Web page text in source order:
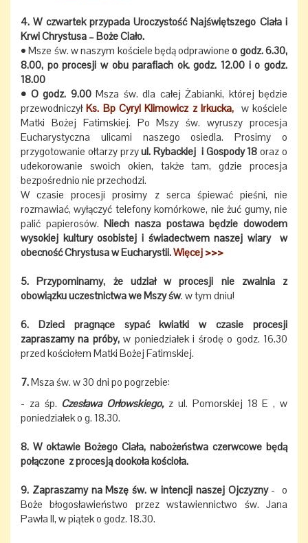
4. W czwartek przypada Uroczystość Najświętszego Ciała i
Krwi Chrystusa – Boże Ciało.
• Msze św. w naszym kościele będą odprawione o godz. 6.30,
8.00, po procesji w obu parafiach ok. godz. 12.00 i o godz.
18.00
• O godz. 9.00Msza św. dla całej Żabianki, której będzie
przewodniczyłKs. Bp Cyryl Klimowicz z Irkucka, w kościele
Matki Bożej Fatimskiej. Po Mszy św. wyruszy procesja
Eucharystyczna ulicami naszego osiedla. Prosimy o
przygotowanie ołtarzy przyul. Rybackiej i Gospody 18 oraz o
udekorowanie swoich okien, także tam, gdzie procesja
bezpośrednio nie przechodzi.
W czasie procesji prosimy z serca śpiewać pieśni, nie
rozmawiać, wyłączyć telefony komórkowe, nie żuć gumy, nie
palić papierosów.Niech nasza postawa będzie dowodem
wysokiej kultury osobistej i świadectwem naszej wiary w
obecność Chrystusa w Eucharystii.Więcej >>>
5. Przypominamy, że udział w procesji nie zwalnia z
obowiązku uczestnictwa we Mszy św. w tym dniu!
6. Dzieci pragnące sypać kwiatki w czasie procesji
zapraszamy na próby,w poniedziałek i środę o godz. 16.30
przed kościołem Matki Bożej Fatimskiej.
7.Msza św. w 30 dni po pogrzebie:
- za śp. Czesława Orłowskiego,z ul. Pomorskiej 18 E , w
poniedziałek o g. 18.30.
8. W oktawie Bożego Ciała, nabożeństwa czerwcowe będą
połączone z procesją dookoła kościoła.
9. Zapraszamy na Mszę św. w intencji naszej Ojczyzny- o
Boże błogosławieństwo przez wstawiennictwo św. Jana
Pawła II, w piątek o godz. 18.30.